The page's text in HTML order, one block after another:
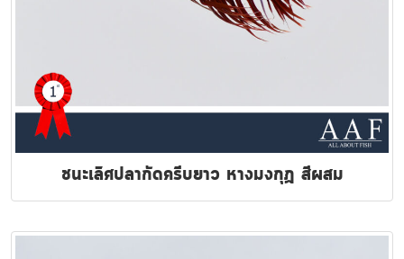
ชนะเลิศปลากัดครีบยาว หางมงกุฏ สีผสม